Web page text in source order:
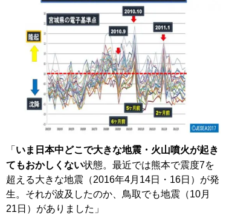
「 いま日本中どこで大きな地震・火山噴火が起き
てもおかしくない状態。最近では熊本で震度7を
超える大きな地震（2016年4月14日・16日）が発
生。それが波及したのか、鳥取でも地震（10月
21日）がありました」